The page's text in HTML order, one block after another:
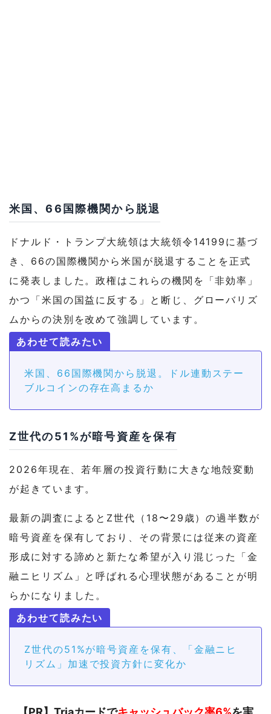
米国、66国際機関から脱退
ドナルド・トランプ大統領は大統領令14199に基づ
き、66の国際機関から米国が脱退することを正式
に発表しました。政権はこれらの機関を「非効率」
かつ「米国の国益に反する」と断じ、グローバリズ
ムからの決別を改めて強調しています。
米国、66国際機関から脱退。ドル連動ステー
ブルコインの存在高まるか
Z世代の51%が暗号資産を保有
2026年現在、若年層の投資行動に大きな地殻変動
が起きています。
最新の調査によるとZ世代（18〜29歳）の過半数が
暗号資産を保有しており、その背景には従来の資産
形成に対する諦めと新たな希望が入り混じった「金
融ニヒリズム」と呼ばれる心理状態があることが明
らかになりました。
Z世代の51%が暗号資産を保有、「金融ニヒ
リズム」加速で投資方針に変化か